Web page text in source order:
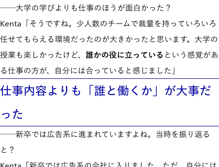
──大学の学びよりも仕事のほうが面白かった？
Kenta「そうですね。少人数のチームで裁量を持っていろいろ
任せてもらえる環境だったのが大きかったと思います。大学の
授業も楽しかったけど、 誰かの役に立っているという感覚があ
る仕事の方が、自分には合っていると感じました」
仕事内容よりも「誰と働くか」が大事だ
った
──新卒では広告系に進まれていますよね。当時を振り返る
と？